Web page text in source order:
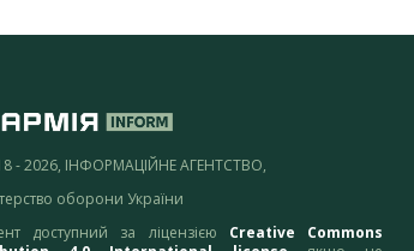
- 2026, ІНФОРМАЦІЙНЕ АГЕНТСТВО,
оборони України
доступний за ліцензією Creative Commons